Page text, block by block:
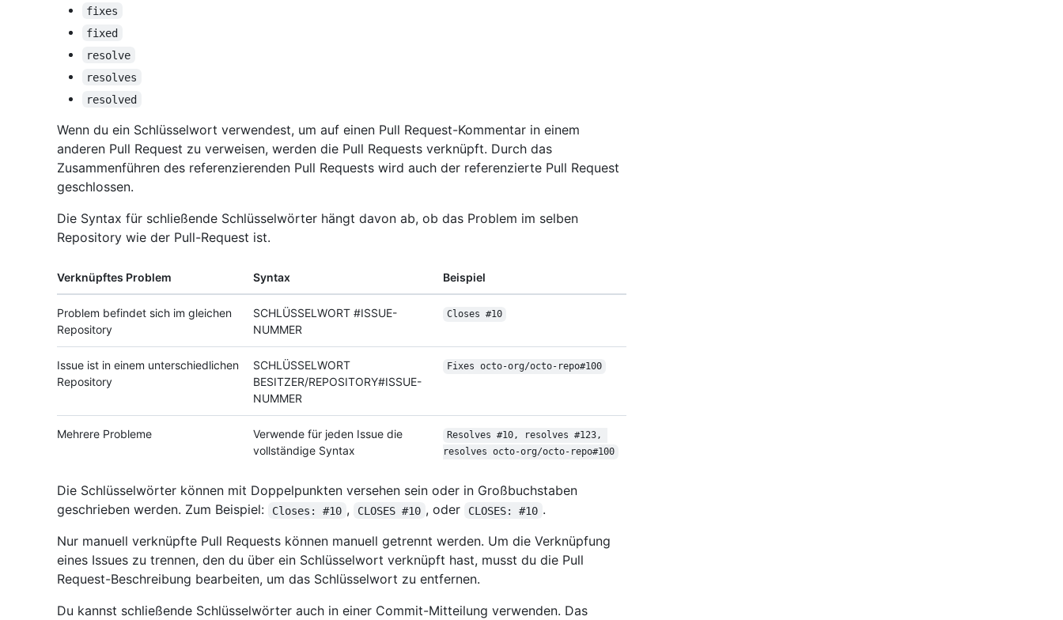
fixes
fixed
resolve
resolves
resolved
Wenn du ein Schlüsselwort verwendest, um auf einen Pull Request-Kommentar in einem
anderen Pull Request zu verweisen, werden die Pull Requests verknüpft. Durch das
Zusammenführen des referenzierenden Pull Requests wird auch der referenzierte Pull Request
geschlossen.
Die Syntax für schließende Schlüsselwörter hängt davon ab, ob das Problem im selben
Repository wie der Pull-Request ist.
Verknüpftes Problem Syntax Beispiel
Problem befindet sich im gleichen
Repository
SCHLÜSSELWORT #ISSUE-
NUMMER
Closes #10
Issue ist in einem unterschiedlichen
Repository
SCHLÜSSELWORT
BESITZER/REPOSITORY#ISSUE-
NUMMER
Fixes octo-org/octo-repo#100
Mehrere Probleme
Verwende für jeden Issue die
vollständige Syntax
Resolves #10, resolves #123,
resolves octo-org/octo-repo#100
Die Schlüsselwörter können mit Doppelpunkten versehen sein oder in Großbuchstaben
geschrieben werden. Zum Beispiel:
Closes: #10 , CLOSES #10 , oder CLOSES: #10 .
Nur manuell verknüpfte Pull Requests können manuell getrennt werden. Um die Verknüpfung
eines Issues zu trennen, den du über ein Schlüsselwort verknüpft hast, musst du die Pull
Request-Beschreibung bearbeiten, um das Schlüsselwort zu entfernen.
Du kannst schließende Schlüsselwörter auch in einer Commit-Mitteilung verwenden. Das